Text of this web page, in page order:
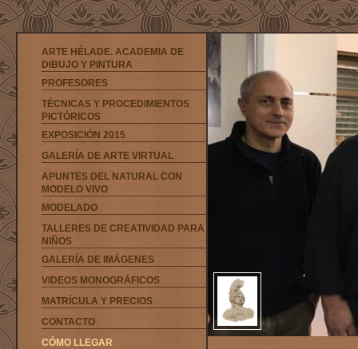
ARTE HÉLADE. ACADEMIA DE
DIBUJO Y PINTURA
PROFESORES
TÉCNICAS Y PROCEDIMIENTOS
PICTÓRICOS
EXPOSICIÓN 2015
GALERÍA DE ARTE VIRTUAL
APUNTES DEL NATURAL CON
MODELO VIVO
MODELADO
TALLERES DE CREATIVIDAD PARA
NIÑOS
GALERÍA DE IMÁGENES
VIDEOS MONOGRÁFICOS
MATRÍCULA Y PRECIOS
CONTACTO
CÓMO LLEGAR